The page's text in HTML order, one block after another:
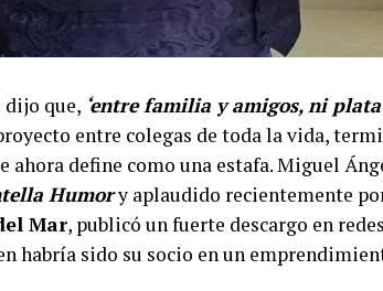
dijo que, ‘entre familia y amigos, ni
entre colegas de toda la vida,
ahora define como una estafa. Miguel
Humory aplaudido recientemente
Mar, publicó un fuerte descargo en
habría sido su socio en un